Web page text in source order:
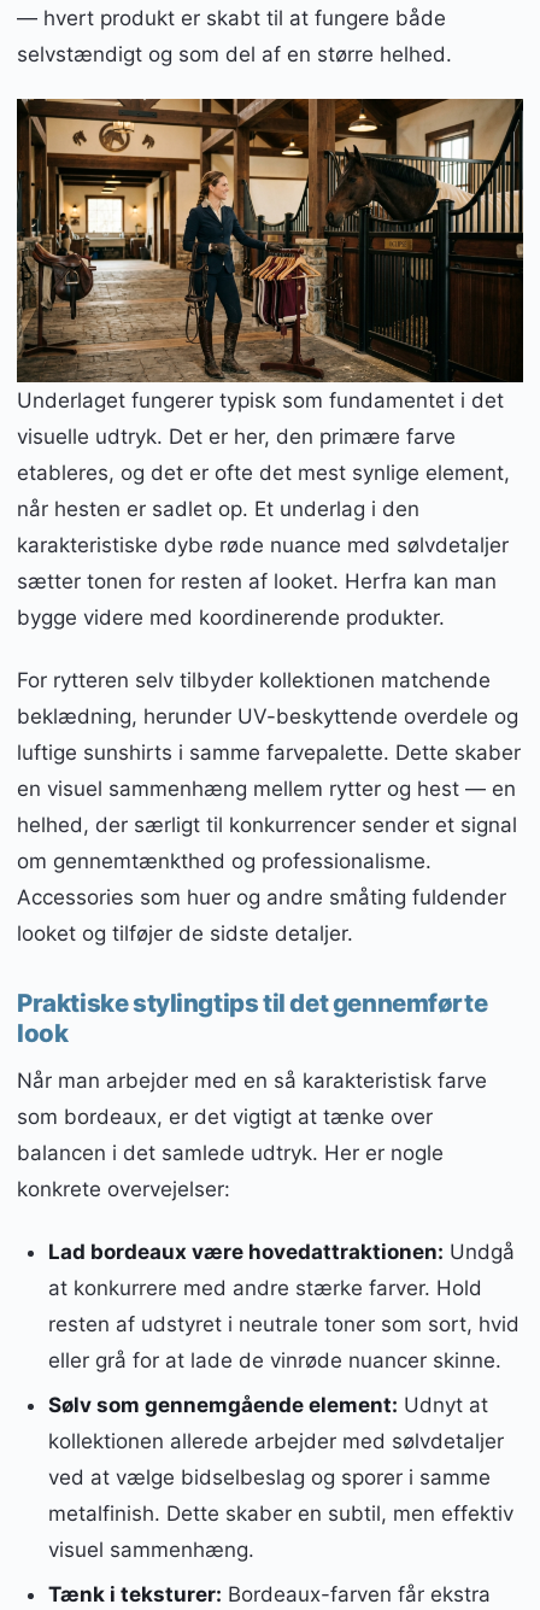
— hvert produkt er skabt til at fungere både
selvstændigt og som del af en større helhed.
Underlaget fungerer typisk som fundamentet i det
visuelle udtryk. Det er her, den primære farve
etableres, og det er ofte det mest synlige element,
når hesten er sadlet op. Et underlag i den
karakteristiske dybe røde nuance med sølvdetaljer
sætter tonen for resten af looket. Herfra kan man
bygge videre med koordinerende produkter.
For rytteren selv tilbyder kollektionen matchende
beklædning, herunder UV-beskyttende overdele og
luftige sunshirts i samme farvepalette. Dette skaber
en visuel sammenhæng mellem rytter og hest — en
helhed, der særligt til konkurrencer sender et signal
om gennemtænkthed og professionalisme.
Accessories som huer og andre småting fuldender
looket og tilføjer de sidste detaljer.
Praktiske stylingtips til det gennemførte
look
Når man arbejder med en så karakteristisk farve
som bordeaux, er det vigtigt at tænke over
balancen i det samlede udtryk. Her er nogle
konkrete overvejelser:
Lad bordeaux være hovedattraktionen: Undgå
at konkurrere med andre stærke farver. Hold
resten af udstyret i neutrale toner som sort, hvid
eller grå for at lade de vinrøde nuancer skinne.
Sølv som gennemgående element: Udnyt at
kollektionen allerede arbejder med sølvdetaljer
ved at vælge bidselbeslag og sporer i samme
metalfinish. Dette skaber en subtil, men effektiv
visuel sammenhæng.
Tænk i teksturer: Bordeaux-farven får ekstra